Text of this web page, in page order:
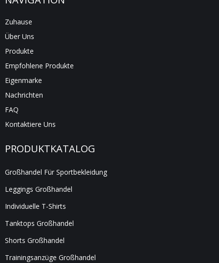
Zuhause
Über Uns
Produkte
Empfohlene Produkte
Eigenmarke
Nachrichten
FAQ
Kontaktiere Uns
PRODUKTKATALOG
Großhandel Für Sportbekleidung
Leggings Großhandel
Individuelle T-Shirts
Tanktops Großhandel
Shorts Großhandel
Trainingsanzüge Großhandel